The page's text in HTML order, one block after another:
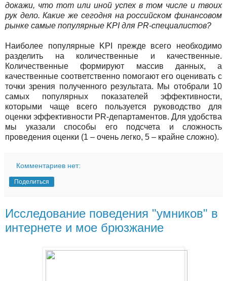
докажи, что тот или иной успех в том числе и твоих
рук дело. Какие же сегодня на российском финансовом
рынке самые популярные KPI для PR-специалистов?
Наиболее популярные KPI прежде всего необходимо
разделить на количественные и качественные.
Количественные формируют массив данных, а
качественные соответственно помогают его оценивать с
точки зрения полученного результата. Мы отобрали 10
самых популярных показателей эффективности,
которыми чаще всего пользуется руководство для
оценки эффективности PR-департаментов. Для удобства
мы указали способы его подсчета и сложность
проведения оценки (1 – очень легко, 5 – крайне сложно).
Комментариев нет:
Поделиться
Исследование поведения "умников" в
интернете и мое брюзжание